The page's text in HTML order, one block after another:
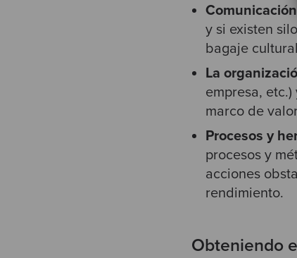
Comunicación
y si existen
bagaje
La
empresa,
marco de
Procesos y
procesos y
acciones
rendimiento.
Obteniendo